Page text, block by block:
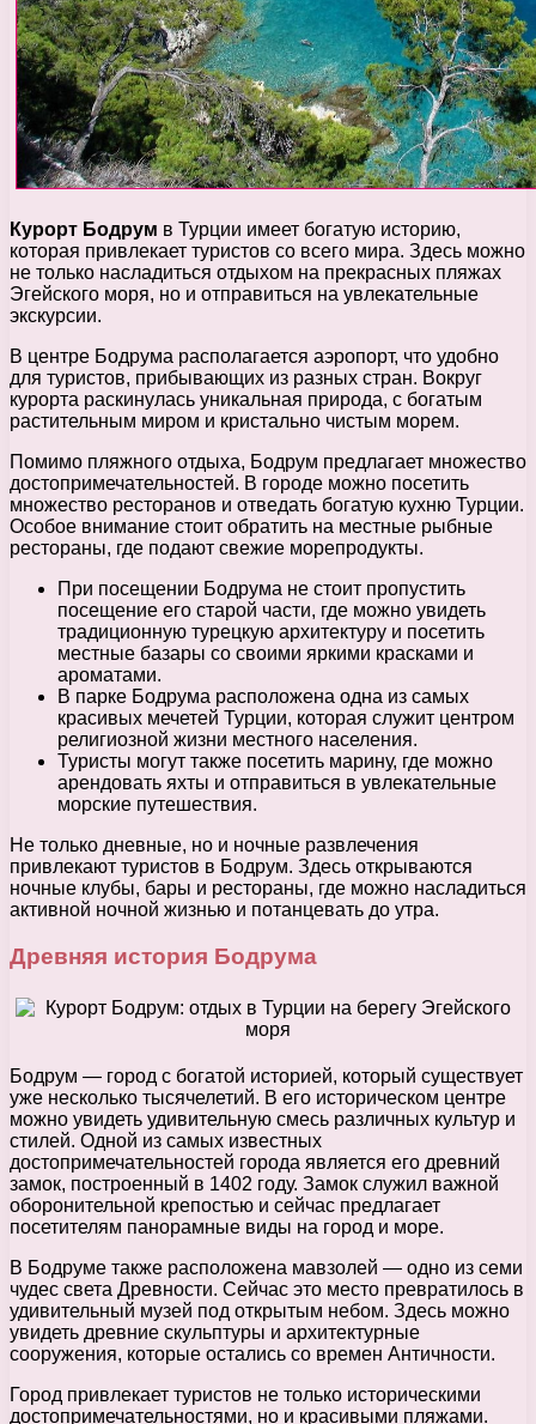
Курорт Бодрум в Турции имеет богатую историю,
которая привлекает туристов со всего мира. Здесь можно
не только насладиться отдыхом на прекрасных пляжах
Эгейского моря, но и отправиться на увлекательные
экскурсии.
В центре Бодрума располагается аэропорт, что удобно
для туристов, прибывающих из разных стран. Вокруг
курорта раскинулась уникальная природа, с богатым
растительным миром и кристально чистым морем.
Помимо пляжного отдыха, Бодрум предлагает множество
достопримечательностей. В городе можно посетить
множество ресторанов и отведать богатую кухню Турции.
Особое внимание стоит обратить на местные рыбные
рестораны, где подают свежие морепродукты.
При посещении Бодрума не стоит пропустить
посещение его старой части, где можно увидеть
традиционную турецкую архитектуру и посетить
местные базары со своими яркими красками и
ароматами.
В парке Бодрума расположена одна из самых
красивых мечетей Турции, которая служит центром
религиозной жизни местного населения.
Туристы могут также посетить марину, где можно
арендовать яхты и отправиться в увлекательные
морские путешествия.
Не только дневные, но и ночные развлечения
привлекают туристов в Бодрум. Здесь открываются
ночные клубы, бары и рестораны, где можно насладиться
активной ночной жизнью и потанцевать до утра.
Древняя история Бодрума
Бодрум — город с богатой историей, который существует
уже несколько тысячелетий. В его историческом центре
можно увидеть удивительную смесь различных культур и
стилей. Одной из самых известных
достопримечательностей города является его древний
замок, построенный в 1402 году. Замок служил важной
оборонительной крепостью и сейчас предлагает
посетителям панорамные виды на город и море.
В Бодруме также расположена мавзолей — одно из семи
чудес света Древности. Сейчас это место превратилось в
удивительный музей под открытым небом. Здесь можно
увидеть древние скульптуры и архитектурные
сооружения, которые остались со времен Античности.
Город привлекает туристов не только историческими
достопримечательностями, но и красивыми пляжами.